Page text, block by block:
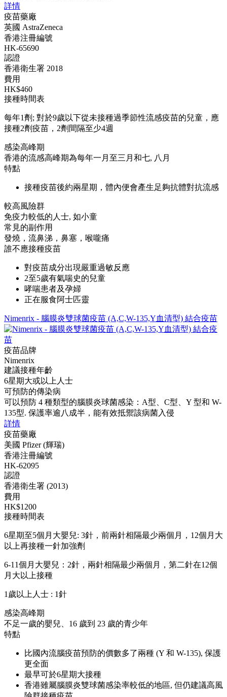
詳情
疫苗藥廠
英國 AstraZeneca
香港注冊編號
HK-65690
認證
香港衛生署 2018
費用
HK$460
接種時間表
每年1劑; 對於9歲以下從未接種過季節性流感疫苗的兒童，應
接種2劑疫苗，2劑間隔至少4週
感染高峰期
香港的流感高峰期為每年一月至三月和七, 八月
特點
接種疫苗後約兩星期，體內便會產生足夠抗體對抗流感
較高風險群
免疫力較低的人士, 如小童
常見的副作用
發燒，流鼻涕，鼻塞，喉嚨痛
誰不應接種疫苗
對疫苗成分出現嚴重過敏反應
2至5歲有氣喘史的兒童
哮喘患者及孕婦
正在服食阿士匹靈
Nimenrix - 腦膜炎雙球菌疫苗 (A,C,W-135,Y血清型) 結合疫苗
疫苗品牌
Nimenrix
建議接種年齡
6星期大或以上人士
可預防的傳染病
可以預防 4 種類型的腦膜炎球菌感染：A型、C型、Y 型和 W-
135型. 保護率逾八成半，能有效抵禦該病菌入侵
詳情
疫苗藥廠
美國 Pfizer (輝瑞)
香港注冊編號
HK-62095
認證
香港衛生署 (2013)
費用
HK$1200
接種時間表
6星期至5個月大嬰兒: 3針，前兩針相隔最少兩個月，12個月大
以上再接種一針加強劑
6-11個月大嬰兒：2針，兩針相隔最少兩個月，第二針在12個
月大以上接種
1歲以上人士 : 1針
感染高峰期
不足一歲的嬰兒、16 歲到 23 歲的青少年
特點
比國內流腦疫苗預防的價數多了兩種 (Y 和 W-135), 保護
更全面
最早可於6星期大接種
香港雖屬腦膜炎雙球菌感染率較低的地區, 但仍建議高風